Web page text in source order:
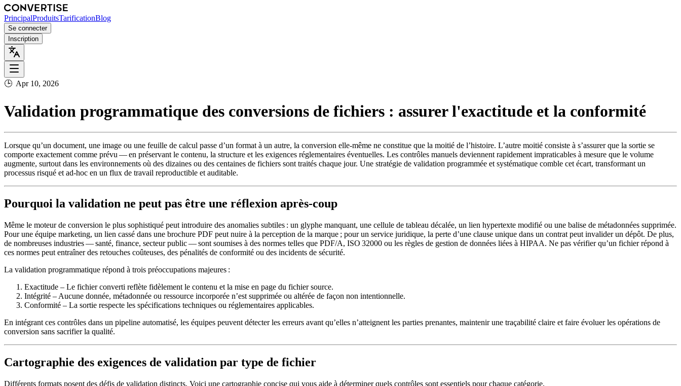
PrincipalProduitsTarificationBlog
Se connecter
Inscription
🕒 Apr 10, 2026
Validation programmatique des conversions de fichiers : assurer l'exactitude et la conformité
Lorsque qu’un document, une image ou une feuille de calcul passe d’un format à un autre, la conversion elle‑même ne constitue que la moitié de l’histoire. L’autre moitié consiste à s’assurer que la sortie se
comporte exactement comme prévu — en préservant le contenu, la structure et les exigences réglementaires éventuelles. Les contrôles manuels deviennent rapidement impraticables à mesure que le volume
augmente, surtout dans les environnements où des dizaines ou des centaines de fichiers sont traités chaque jour. Une stratégie de validation programmée et systématique comble cet écart, transformant un
processus risqué et ad‑hoc en un flux de travail reproductible et auditable.
Pourquoi la validation ne peut pas être une réflexion après‑coup
Même le moteur de conversion le plus sophistiqué peut introduire des anomalies subtiles : un glyphe manquant, une cellule de tableau décalée, un lien hypertexte modifié ou une balise de métadonnées supprimée.
Pour une équipe marketing, un lien cassé dans une brochure PDF peut nuire à la perception de la marque ; pour un service juridique, la perte d’une clause unique dans un contrat peut invalider un dépôt. De plus,
de nombreuses industries — santé, finance, secteur public — sont soumises à des normes telles que PDF/A, ISO 32000 ou les règles de gestion de données liées à HIPAA. Ne pas vérifier qu’un fichier répond à
ces normes peut entraîner des retouches coûteuses, des pénalités de conformité ou des incidents de sécurité.
La validation programmatique répond à trois préoccupations majeures :
Exactitude – Le fichier converti reflète fidèlement le contenu et la mise en page du fichier source.
Intégrité – Aucune donnée, métadonnée ou ressource incorporée n’est supprimée ou altérée de façon non intentionnelle.
Conformité – La sortie respecte les spécifications techniques ou réglementaires applicables.
En intégrant ces contrôles dans un pipeline automatisé, les équipes peuvent détecter les erreurs avant qu’elles n’atteignent les parties prenantes, maintenir une traçabilité claire et faire évoluer les opérations de
conversion sans sacrifier la qualité.
Cartographie des exigences de validation par type de fichier
Différents formats posent des défis de validation distincts. Voici une cartographie concise qui vous aide à déterminer quels contrôles sont essentiels pour chaque catégorie.